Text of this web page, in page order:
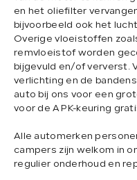
en het oliefilter
bijvoorbeeld ook het
Overige vloeistoffen
remvloeistof worden
bijgevuld en/of ververst.
verlichting en de
auto bij ons voor een
voor de APK-keuring
Alle automerken
campers zijn welkom in
regulier onderhoud en